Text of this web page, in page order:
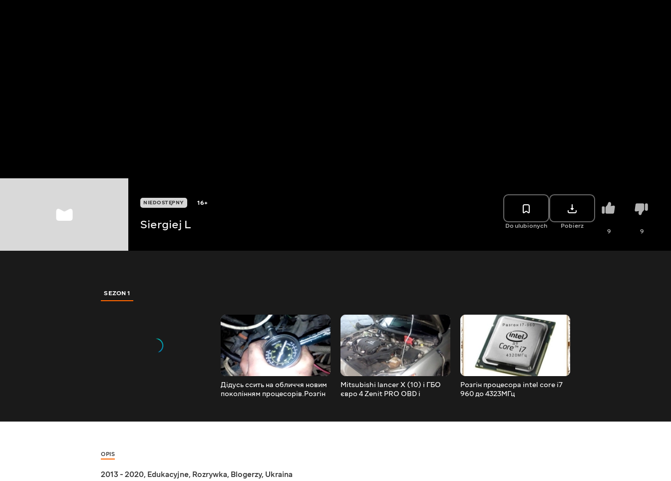
NIEDOSTĘPNY 16+
Siergiej L Do ulubionych Pobierz
9 9
SEZON 1
Дідусь ссить на обличчя новим
поколінням процесорів.Розгін
Mitsubishi lancer X (10) і ГБО
євро 4 Zenit PRO OBD і
Розгін процесора intel core i7
960 до 4323МГц
OPIS
2013 - 2020, Edukacyjne, Rozrywka, Blogerzy, Ukraina